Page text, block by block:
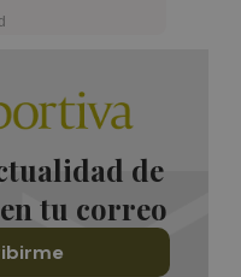
de
tu correo